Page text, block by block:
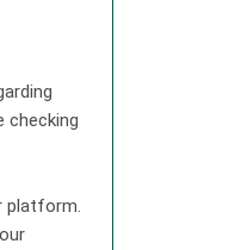
checking
platform.